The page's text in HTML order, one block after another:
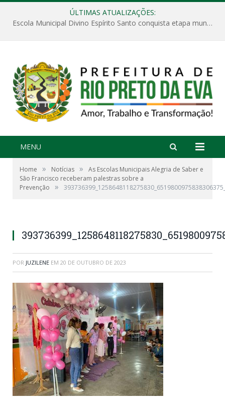
ÚLTIMAS ATUALIZAÇÕES:
Escola Municipal Divino Espírito Santo conquista etapa municipal da V Feira Amazonense de Matemática
MENU
Home » Notícias »
As Escolas Municipais Alegria de Saber e
São Francisco receberam palestras sobre a
Prevenção
»
POR JUZILENE EM 20 DE OUTUBRO DE 2023